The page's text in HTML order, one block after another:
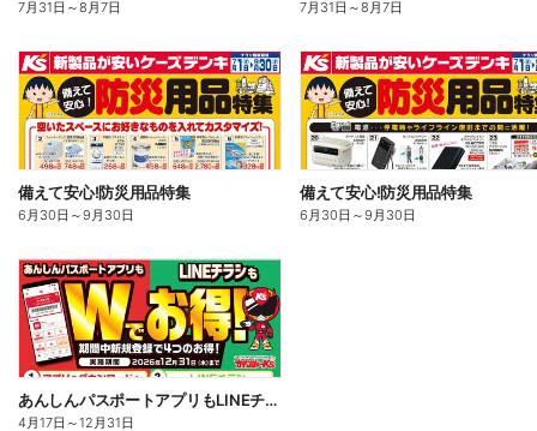
7月31日 ～8月7日 7月31日 ～8月7日
備えて安心!防災用品特集
6月30日 ～9月30日
備えて安心!防災用品特集
6月30日 ～9月30日
あんしんパスポートアプリもLINEチラシもWでお得!
4月17日 ～12月31日